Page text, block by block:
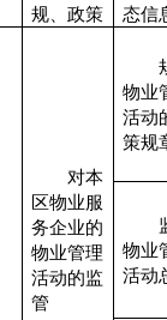
规、政策
态信
对本
区物业服
务企业的
物业管理
活动的监
管
物业
活动
策规
物业
活动